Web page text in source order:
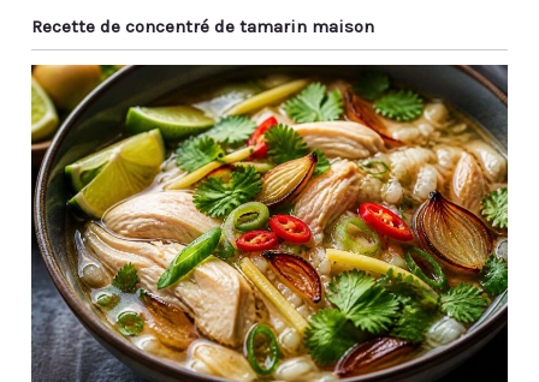
Recette de concentré de tamarin maison